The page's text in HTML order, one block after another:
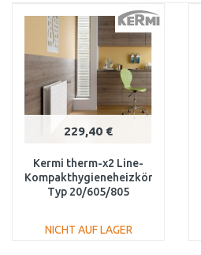
229,40 €
Kermi therm-x2 Line-
Kompakthygieneheizkörper
Typ 20/605/805
NICHT AUF LAGER